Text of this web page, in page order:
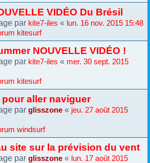
VIDÉO Du Brésil
par kite7-iles « lun. 16 nov. 2015 15:48
kitesurf
NOUVELLE VIDÉO !
par kite7-iles « mer. 30 sept. 2015
kitesurf
aller naviguer
par glisszone « jeu. 27 août 2015
windsurf
site sur la prévision du vent
par glisszone « lun. 17 août 2015